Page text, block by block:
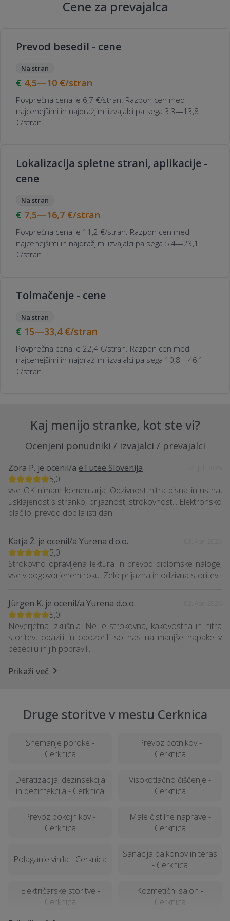
Cene za prevajalca
Prevod besedil - cene
Na stran
4,5—10 €/stran
Povprečna cena je 6,7 €/stran. Razpon cen med
najcenejšimi in najdražjimi izvajalci pa sega 3,3—13,8
€/stran.
Lokalizacija spletne strani, aplikacije -
cene
Na stran
7,5—16,7 €/stran
Povprečna cena je 11,2 €/stran. Razpon cen med
najcenejšimi in najdražjimi izvajalci pa sega 5,4—23,1
€/stran.
Tolmačenje - cene
Na stran
15—33,4 €/stran
Povprečna cena je 22,4 €/stran. Razpon cen med
najcenejšimi in najdražjimi izvajalci pa sega 10,8—46,1
€/stran.
Kaj menijo stranke, kot ste vi?
Ocenjeni ponudniki / izvajalci / prevajalci
Zora P. je ocenil/a eTutee Slovenija
5,0
vse OK nimam komentarja. Odzivnost hitra pisna in ustna,
usklajenost s stranko, prijaznost, strokovnost... Elektronsko
plačilo, prevod dobila isti dan.
Katja Ž. je ocenil/a Yurena d.o.o.
5,0
Strokovno opravljena lektura in prevod diplomske naloge,
vse v dogovorjenem roku. Zelo prijazna in odzivna storitev.
Jürgen K. je ocenil/a Yurena d.o.o.
5,0
Neverjetna izkušnja. Ne le strokovna, kakovostna in hitra
storitev, opazili in opozorili so nas na manjše napake v
besedilu in jih popravili.
Prikaži več
Druge storitve v mestu Cerknica
Snemanje poroke -
Cerknica
Prevoz potnikov -
Cerknica
Deratizacija, dezinsekcija
in dezinfekcija - Cerknica
Visokotlačno čiščenje -
Cerknica
Prevoz pokojnikov -
Cerknica
Male čistilne naprave -
Cerknica
Polaganje vinila - Cerknica
Sanacija balkonov in teras
- Cerknica
Električarske storitve -
Cerknica
Kozmetični salon -
Cerknica